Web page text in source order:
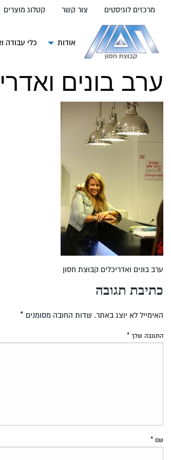
העמוד
מרכזים לוגיסטים צור קשר קטלוג מוצרים
אודות כלי עבודה
ערב בונים
ערב בונים ואדריכלים קבוצת חסון
כתיבת תגובה
האימייל לא יוצג באתר. שדות החובה מסומנים *
התגובה שלך *
שם *